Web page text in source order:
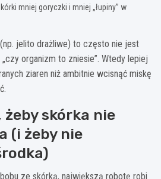
mniej goryczki i mniej „łupiny” w
jelito drażliwe) to często nie jest
organizm to zniesie”. Wtedy lepiej
ziaren niż ambitnie wcisnąć miskę
skórka nie
(i żeby nie
ze skórką, największą robotę robi